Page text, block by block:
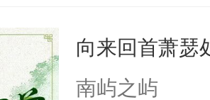
纪人看着保守
挑了几件性感
向来回首萧瑟
南屿之屿